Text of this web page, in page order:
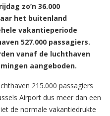
zo’n 36.000
het buitenland
vakantieperiode
527.000 passagiers.
vanaf de luchthaven
aangeboden.
215.000 passagiers
Airport dus meer dan een
de normale vakantiedrukte